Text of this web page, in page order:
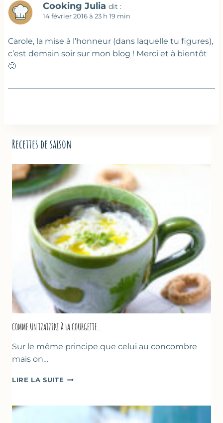
Cooking Julia dit :
14 février 2016 à 23 h 19 min
Carole, la mise à l’honneur (dans laquelle tu figures),
c’est demain soir sur mon blog ! Merci et à bientôt
🙂
Recettes de saison
COMME UN TZATZIKI À LA COURGETTE…
Sur le même principe que celui au concombre
mais on…
LIRE LA SUITE COMME
À